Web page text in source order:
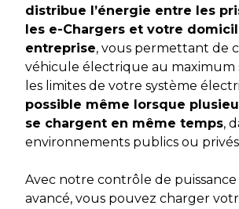
distribue l’énergie entre les
les e-Chargers et votre
entreprise, vous permettant de
véhicule électrique au maximum
les limites de votre système
possible même lorsque
se chargent en même temps,
environnements publics ou
Avec notre contrôle de
avancé, vous pouvez charger